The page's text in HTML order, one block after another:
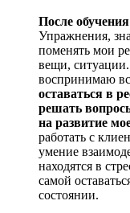
После
Упражнения,
поменять мои
вещи,
воспринимаю
оставаться в
решать
на развитие
работать с
умение
находятся в
самой
состоянии.